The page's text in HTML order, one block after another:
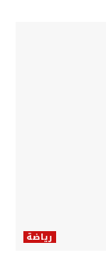
رياضة